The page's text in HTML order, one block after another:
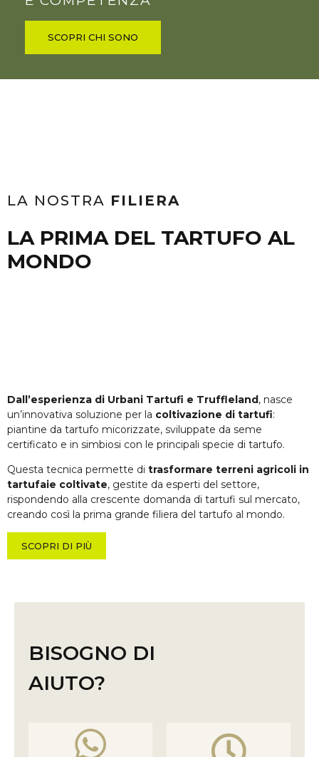
SCOPRI CHI SONO
LA NOSTRA FILIERA
LA PRIMA DEL TARTUFO AL
MONDO
Dall’esperienza di Urbani Tartufi e Truffleland, nasce
un’innovativa soluzione per la coltivazione di tartufi:
piantine da tartufo micorizzate, sviluppate da seme
certificato e in simbiosi con le principali specie di tartufo.
Questa tecnica permette di trasformare terreni agricoli in
tartufaie coltivate, gestite da esperti del settore,
rispondendo alla crescente domanda di tartufi sul mercato,
creando così la prima grande filiera del tartufo al mondo.
SCOPRI DI PIÙ
BISOGNO DI
AIUTO?